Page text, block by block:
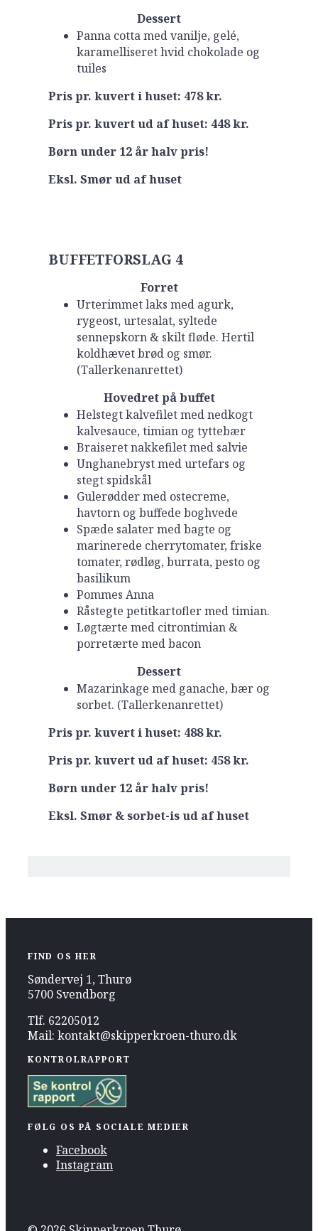
Dessert
Panna cotta med vanilje, gelé,
karamelliseret hvid chokolade og
tuiles
Pris pr. kuvert i huset: 478 kr.
Pris pr. kuvert ud af huset: 448 kr.
Børn under 12 år halv pris!
Eksl. Smør ud af huset
BUFFETFORSLAG 4
Forret
Urterimmet laks med agurk,
rygeost, urtesalat, syltede
sennepskorn & skilt fløde. Hertil
koldhævet brød og smør.
(Tallerkenanrettet)
Hovedret på buffet
Helstegt kalvefilet med nedkogt
kalvesauce, timian og tyttebær
Braiseret nakkefilet med salvie
Unghanebryst med urtefars og
stegt spidskål
Gulerødder med ostecreme,
havtorn og buffede boghvede
Spæde salater med bagte og
marinerede cherrytomater, friske
tomater, rødløg, burrata, pesto og
basilikum
Pommes Anna
Råstegte petitkartofler med timian.
Løgtærte med citrontimian &
porretærte med bacon
Dessert
Mazarinkage med ganache, bær og
sorbet. (Tallerkenanrettet)
Pris pr. kuvert i huset: 488 kr.
Pris pr. kuvert ud af huset: 458 kr.
Børn under 12 år halv pris!
Eksl. Smør & sorbet-is ud af huset
FIND OS HER
Søndervej 1, Thurø
5700 Svendborg
Tlf. 62205012
Mail: kontakt@skipperkroen-thuro.dk
KONTROLRAPPORT
FØLG OS PÅ SOCIALE MEDIER
Facebook
Instagram